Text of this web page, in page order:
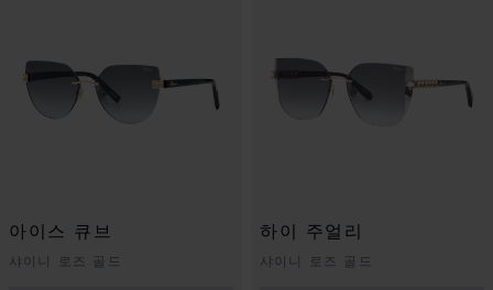
아이스 큐브
샤이니 로즈 골드
하이 주얼리
샤이니 로즈 골드